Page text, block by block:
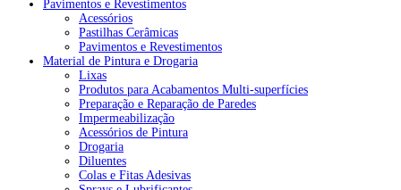
Pavimentos e Revestimentos
Acessórios
Pastilhas Cerâmicas
Pavimentos e Revestimentos
Material de Pintura e Drogaria
Lixas
Produtos para Acabamentos Multi-superfícies
Preparação e Reparação de Paredes
Impermeabilização
Acessórios de Pintura
Drogaria
Diluentes
Colas e Fitas Adesivas